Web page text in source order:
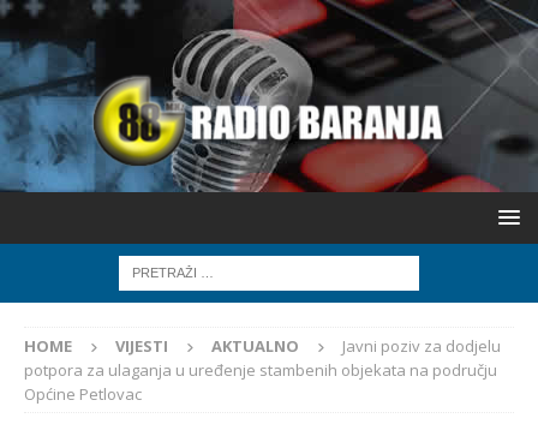
HOME VIJESTI AKTUALNO
Javni poziv za dodjelu
potpora za ulaganja u uređenje stambenih objekata na području
Općine Petlovac